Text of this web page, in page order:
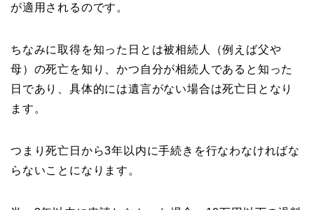
が適用されるのです。
ちなみに取得を知った日とは被相続人（例えば父や
母）の死亡を知り、かつ自分が相続人であると知った
日であり、具体的には遺言がない場合は死亡日となり
ます。
つまり死亡日から3年以内に手続きを行なわなければな
らないことになります。